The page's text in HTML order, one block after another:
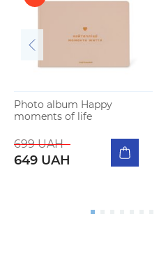
Photo album Happy
moments of life
699 UAH
649 UAH